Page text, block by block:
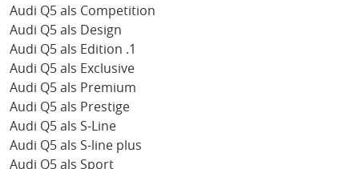
Audi Q5 als Competition
Audi Q5 als Design
Audi Q5 als Edition .1
Audi Q5 als Exclusive
Audi Q5 als Premium
Audi Q5 als Prestige
Audi Q5 als S-Line
Audi Q5 als S-line plus
Audi Q5 als Sport